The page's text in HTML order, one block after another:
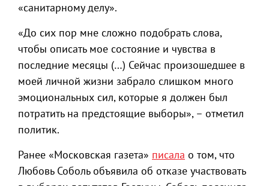
«санитарному делу».
«До сих пор мне сложно подобрать слова,
чтобы описать мое состояние и чувства в
последние месяцы (…) Сейчас произошедшее в
моей личной жизни забрало слишком много
эмоциональных сил, которые я должен был
потратить на предстоящие выборы», – отметил
политик.
Ранее «Московская газета» писала о том, что
Любовь Соболь объявила об отказе участвовать